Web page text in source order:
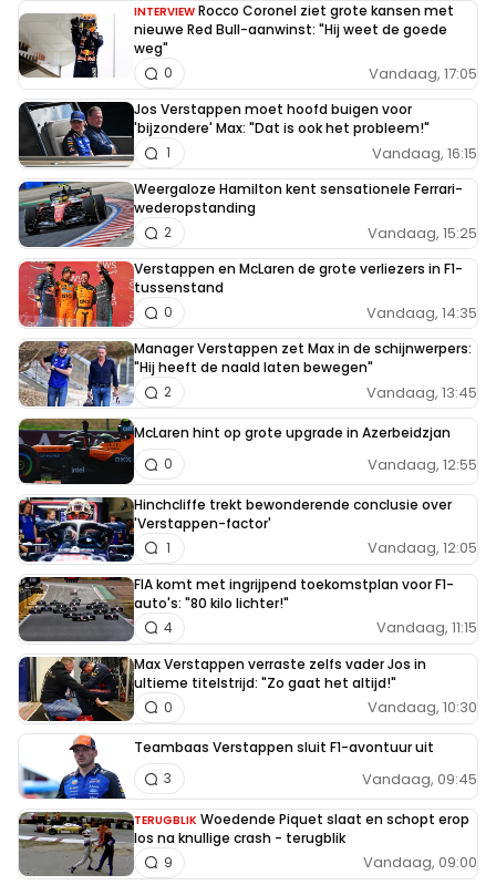
INTERVIEW Rocco Coronel ziet grote kansen met
nieuwe Red Bull-aanwinst: "Hij weet de goede
weg"
Vandaag, 17:05
0
Jos Verstappen moet hoofd buigen voor
'bijzondere' Max: "Dat is ook het probleem!"
Vandaag, 16:15
1
Weergaloze Hamilton kent sensationele Ferrari-
wederopstanding
Vandaag, 15:25
2
Verstappen en McLaren de grote verliezers in F1-
tussenstand
Vandaag, 14:35
0
Manager Verstappen zet Max in de schijnwerpers:
"Hij heeft de naald laten bewegen"
Vandaag, 13:45
2
McLaren hint op grote upgrade in Azerbeidzjan
Vandaag, 12:55
0
Hinchcliffe trekt bewonderende conclusie over
'Verstappen-factor'
Vandaag, 12:05
1
FIA komt met ingrijpend toekomstplan voor F1-
auto's: "80 kilo lichter!"
Vandaag, 11:15
4
Max Verstappen verraste zelfs vader Jos in
ultieme titelstrijd: "Zo gaat het altijd!"
Vandaag, 10:30
0
Teambaas Verstappen sluit F1-avontuur uit
Vandaag, 09:45
3
TERUGBLIK Woedende Piquet slaat en schopt erop
los na knullige crash - terugblik
Vandaag, 09:00
9